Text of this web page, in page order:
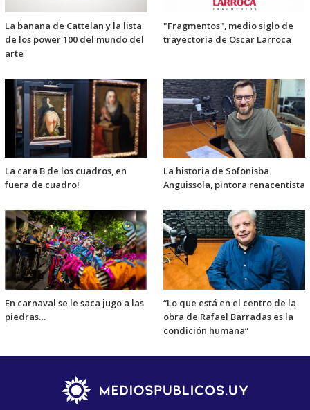
La banana de Cattelan y la lista
de los power 100 del mundo del
arte
"Fragmentos", medio siglo de
trayectoria de Oscar Larroca
La cara B de los cuadros, en
fuera de cuadro!
La historia de Sofonisba
Anguissola, pintora renacentista
En carnaval se le saca jugo a las
piedras…
“Lo que está en el centro de la
obra de Rafael Barradas es la
condición humana”